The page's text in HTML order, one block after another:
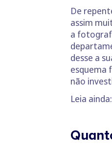
De
assim
a
desse a
esquema
não
Leia ainda: